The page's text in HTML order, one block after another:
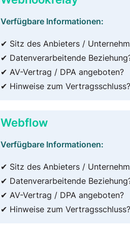
Verfügbare Informationen:
✔ Sitz des Anbieters /
✔ Datenverarbeitende
✔ AV-Vertrag / DPA angeboten?
✔ Hinweise zum Vertragsschluss?
Webflow
Verfügbare Informationen:
✔ Sitz des Anbieters /
✔ Datenverarbeitende
✔ AV-Vertrag / DPA angeboten?
✔ Hinweise zum Vertragsschluss?